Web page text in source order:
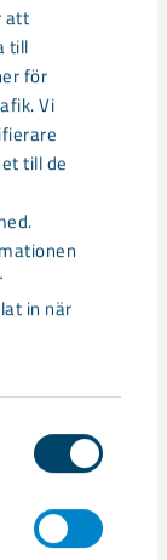
att
till
för
Vi
till de
in när
öka